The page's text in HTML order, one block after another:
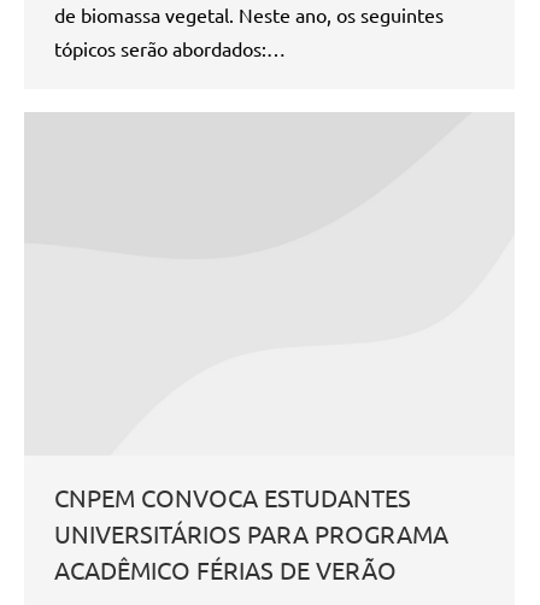
de biomassa vegetal. Neste ano, os seguintes
tópicos serão abordados:…
CNPEM CONVOCA ESTUDANTES
UNIVERSITÁRIOS PARA PROGRAMA
ACADÊMICO FÉRIAS DE VERÃO